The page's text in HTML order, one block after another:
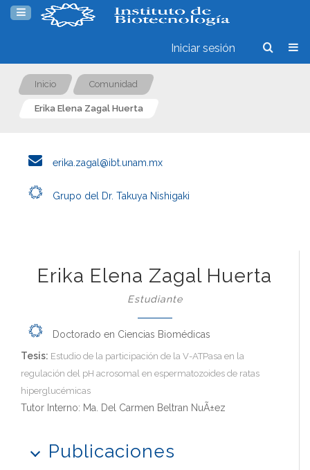
Iniciar sesión
Inicio Comunidad
Erika Elena Zagal Huerta
erika.zagal@ibt.unam.mx
Grupo del Dr. Takuya Nishigaki
Erika Elena Zagal Huerta
Estudiante
Doctorado en Ciencias Biomédicas
Tesis: Estudio de la participación de la V-ATPasa en la
regulación del pH acrosomal en espermatozoides de ratas
hiperglucémicas
Tutor Interno: Ma. Del Carmen Beltran NuÃ±ez
Publicaciones